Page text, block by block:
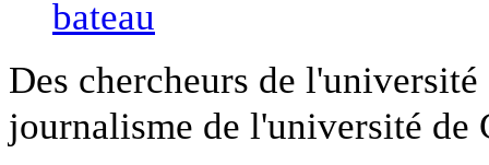
Des chercheurs de
journalisme de l'université